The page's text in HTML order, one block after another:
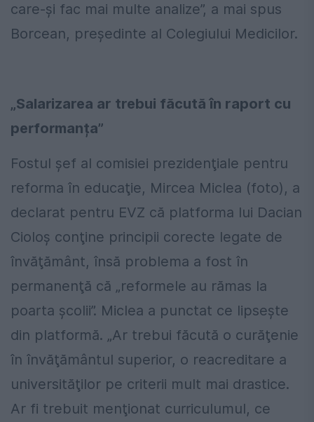
care-şi fac mai multe analize”, a mai spus
Borcean, preşedinte al Colegiului Medicilor.
„Salarizarea ar trebui făcută în raport cu
performanța”
Fostul şef al comisiei prezidenţiale pentru
reforma în educaţie, Mircea Miclea (foto), a
declarat pentru EVZ că platforma lui Dacian
Cioloş conţine principii corecte legate de
învăţământ, însă problema a fost în
permanenţă că „reformele au rămas la
poarta şcolii”. Miclea a punctat ce lipseşte
din platformă. „Ar trebui făcută o curăţenie
în învăţământul superior, o reacreditare a
universităţilor pe criterii mult mai drastice.
Ar fi trebuit menţionat curriculumul, ce